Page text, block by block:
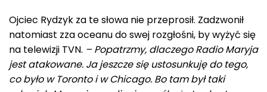
Ojciec Rydzyk za te słowa nie przeprosił. Zadzwonił
natomiast zza oceanu do swej rozgłośni, by wyżyć się
na telewizji TVN. – Popatrzmy, dlaczego Radio Maryja
jest atakowane. Ja jeszcze się ustosunkuję do tego,
co było w Toronto i w Chicago. Bo tam był taki